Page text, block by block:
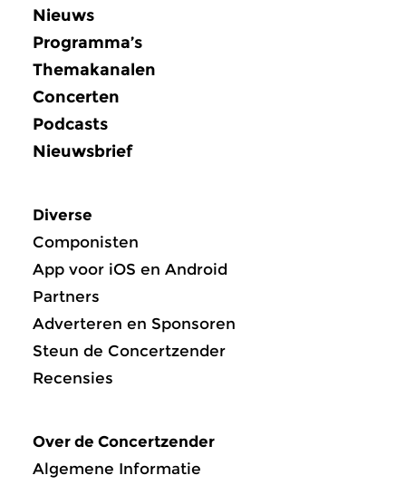
Nieuws
Programma’s
Themakanalen
Concerten
Podcasts
Nieuwsbrief
Diverse
Componisten
App voor iOS en Android
Partners
Adverteren en Sponsoren
Steun de Concertzender
Recensies
Over de Concertzender
Algemene Informatie